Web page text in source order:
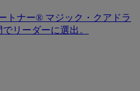
トナー® マジック・クアドラ
リーダーに選出。